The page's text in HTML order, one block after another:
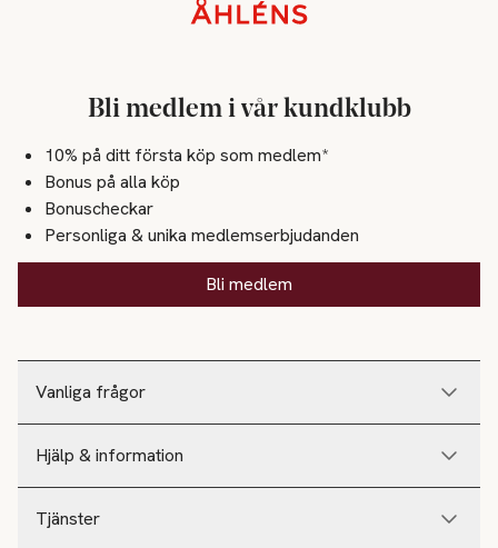
Vanliga frågor
Hjälp & information
Tjänster
Bli medlem i vår kundklubb
10% på ditt första köp som medlem*
Bonus på alla köp
Bonuscheckar
Personliga & unika medlemserbjudanden
Bli medlem